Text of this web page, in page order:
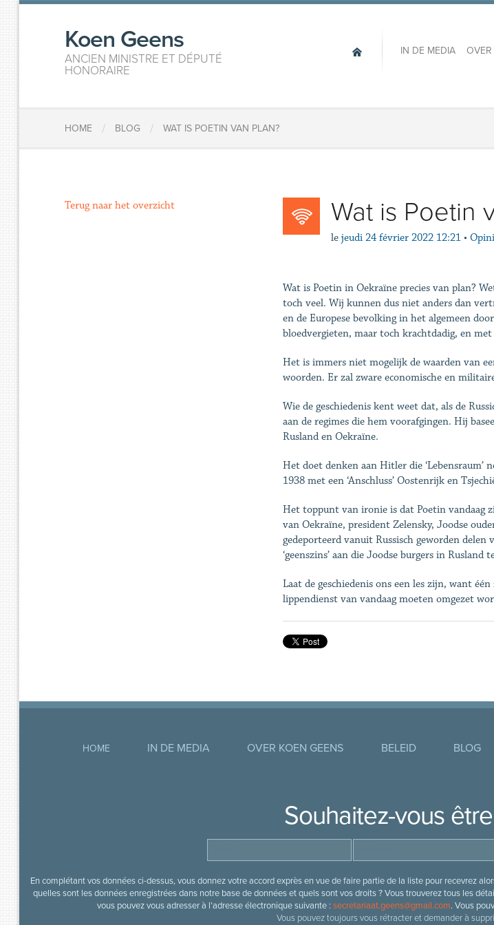
Koen Geens
ANCIEN MINISTRE ET DÉPUTÉ
HONORAIRE
IN DE MEDIA OVER
HOME / BLOG / WAT IS POETIN VAN PLAN?
Wat is Poetin
le jeudi 24 février 2022 12:21 •
Wat is Poetin in Oekraïne precies van plan?
toch veel. Wij kunnen dus niet anders dan
en de Europese bevolking in het algemeen
bloedvergieten, maar toch krachtdadig, en
Het is immers niet mogelijk de waarden van
woorden. Er zal zware economische en
Wie de geschiedenis kent weet dat, als de
aan de regimes die hem voorafgingen. Hij
Rusland en Oekraïne.
Het doet denken aan Hitler die
1938 met een ‘Anschluss’ Oostenrijk en
Het toppunt van ironie is dat Poetin vandaag
van Oekraïne, president Zelensky, Joodse
gedeporteerd vanuit Russisch geworden delen
‘geenszins’ aan die Joodse burgers in Rusland
Laat de geschiedenis ons een les zijn, want
lippendienst van vandaag moeten omgezet
Terug naar het overzicht
HOME IN DE MEDIA OVER KOEN GEENS BELEID BLOG
Souhaitez-vous
En complétant vos données ci-dessus, vous donnez votre accord exprès en vue de faire partie de la liste pour recevrez
quelles sont les données enregistrées dans notre base de données et quels sont vos droits ? Vous trouverez tous les
vous pouvez vous adresser à l’adresse électronique suivante : secretariaat.geens@gmail.com. Vous
Vous pouvez toujours vous rétracter et demander à